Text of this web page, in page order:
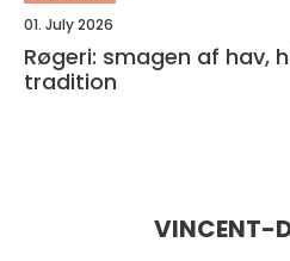
01. July 2026
Røgeri: smagen af hav,
tradition
VINCENT-